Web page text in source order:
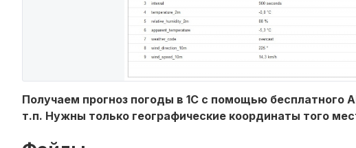
Получаем прогноз погоды в 1С с помощью бесплатного
т.п. Нужны только географические координаты того